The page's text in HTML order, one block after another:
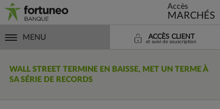
Accès
MARCHÉS
MENU ACCÈS CLIENT
et suivi de souscription
WALL STREET TERMINE EN BAISSE, MET UN TERME À
SA SÉRIE DE RECORDS